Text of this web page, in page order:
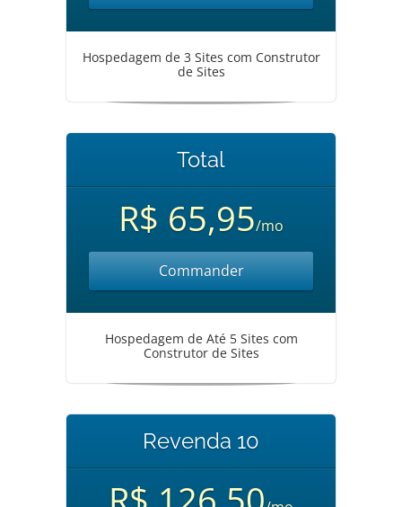
Hospedagem de 3 Sites com Construtor
de Sites
Total
R$ 65,95/mo
Commander
Hospedagem de Até 5 Sites com
Construtor de Sites
Revenda 10